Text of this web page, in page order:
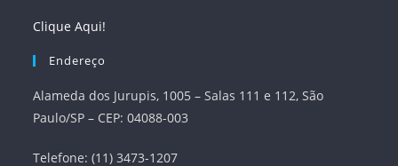
Clique Aqui!
Endereço
Alameda dos Jurupis, 1005 – Salas 111 e 112, São
Paulo/SP – CEP: 04088-003
Telefone: (11) 3473-1207